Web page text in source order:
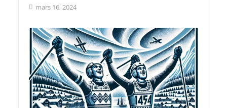
mars 16, 2024